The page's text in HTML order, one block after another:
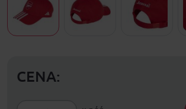
CENA: